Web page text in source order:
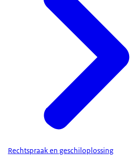
Rechtspraak en geschiloplossing